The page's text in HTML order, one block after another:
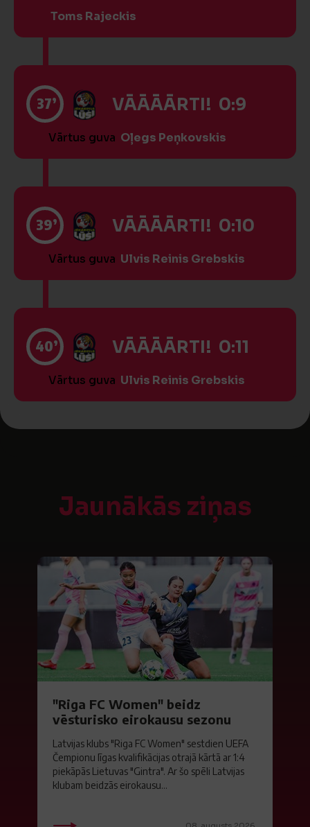
Toms Rajeckis
37’ VĀĀĀĀRTI! 0:9
Vārtus guva Oļegs Peņkovskis
39’ VĀĀĀĀRTI! 0:10
Vārtus guva Ulvis Reinis Grebskis
40’ VĀĀĀĀRTI! 0:11
Vārtus guva Ulvis Reinis Grebskis
Jaunākās ziņas
"Riga FC Women" beidz
vēsturisko eirokausu sezonu
Latvijas klubs "Riga FC Women" sestdien UEFA
Čempionu līgas kvalifikācijas otrajā kārtā ar 1:4
piekāpās Lietuvas "Gintra". Ar šo spēli Latvijas
klubam beidzās eirokausu...